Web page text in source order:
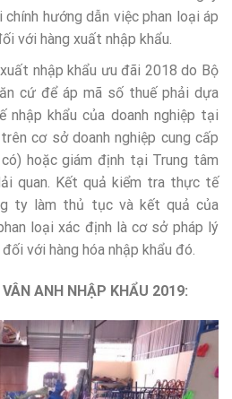
hướng dẫn việc phan loại áp
với hàng xuất nhập khẩu.
nhập khẩu ưu đãi 2018 do Bộ
cứ để áp mã số thuế phải dựa
nhập khẩu của doanh nghiệp tại
cơ sở doanh nghiệp cung cấp
hoặc giám định tại Trung tâm
quan. Kết quả kiểm tra thực tế
ty làm thủ tục và kết quả của
loại xác định là cơ sở pháp lý
với hàng hóa nhập khẩu đó.
ANH NHẬP KHẨU 2019: